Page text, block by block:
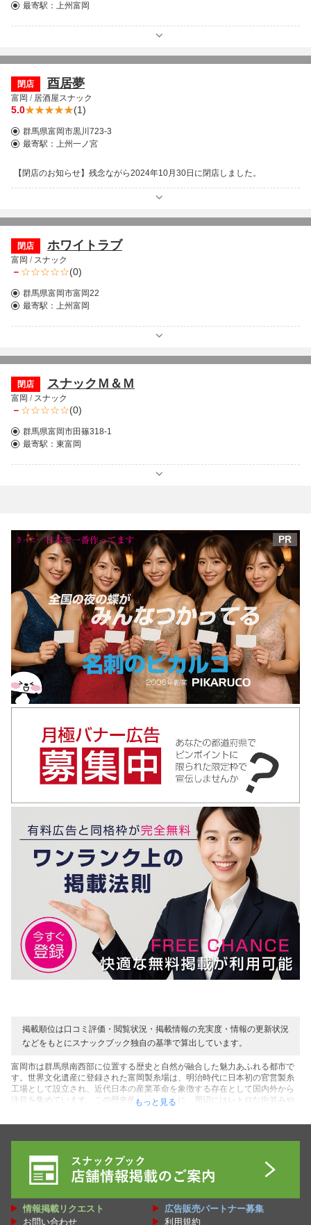
最寄駅： 上州富岡
閉店 酉居夢
富岡 / 居酒屋スナック
5.0 (1)
群馬県富岡市黒川723-3
最寄駅： 上州一ノ宮
【閉店のお知らせ】残念ながら2024年10月30日に閉店しました。
閉店 ホワイトラブ
富岡 / スナック
－ (0)
群馬県富岡市富岡22
最寄駅： 上州富岡
閉店 スナックＭ＆Ｍ
富岡 / スナック
－ (0)
群馬県富岡市田篠318-1
最寄駅： 東富岡
PR
掲載順位は口コミ評価・閲覧状況・掲載情報の充実度・情報の更新状況
などをもとにスナックブック独自の基準で算出しています。
富岡市は群馬県南西部に位置する歴史と自然が融合した魅力あふれる都市で
す。世界文化遺産に登録された富岡製糸場は、明治時代に日本初の官営製糸
工場として設立され、近代日本の産業革命を象徴する存在として国内外から
注目を集めています。この歴史的施設を中心に、周辺にはレトロな街並みや
富岡市はまた、妙義山をはじめとする雄大な自然環境にも恵まれており、妙
繭から作られるシルク製品や、上州牛を使った料理が人気で、伝統と現代が
調和した食文化も根付いています。毎年開催される「富岡どんとまつり」で
は、迫力ある神輿や花火が地域の活気を伝え、市民の絆を深めます。商業施
さも兼ね備えた富岡は歴史と自然を愛する人々にとって必見の場所です。そ
んな富岡で楽しめるスナック・パブ・バー・ラウンジ・クラブ・パブスナッ
ク・カラオケ喫茶・ガールズバー・ミックスバー・フィリピンパブなどの飲
もっと見る
情報掲載リクエスト
広告販売パートナー募集
お問い合わせ
利用規約